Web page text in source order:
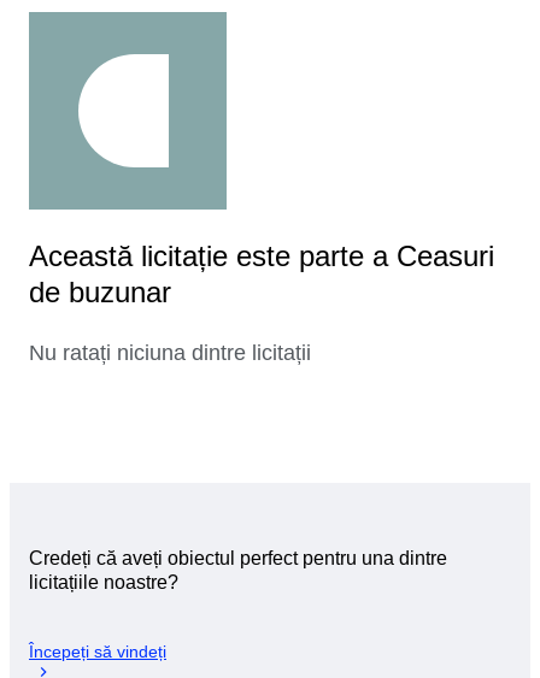
Această licitație este parte a Ceasuri
de buzunar
Nu ratați niciuna dintre licitații
Credeți că aveți obiectul perfect pentru una dintre
licitațiile noastre?
Începeți să vindeți